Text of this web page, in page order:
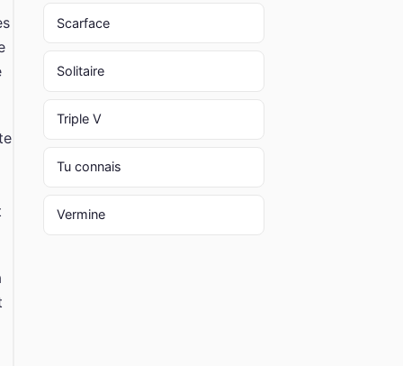
Scarface
Solitaire
Triple V
Tu connais
Vermine